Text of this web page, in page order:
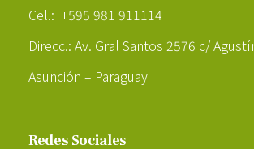
Cel.: +595 981 911114
Direcc.: Av. Gral Santos 2576 c/
Asunción – Paraguay
Redes Sociales